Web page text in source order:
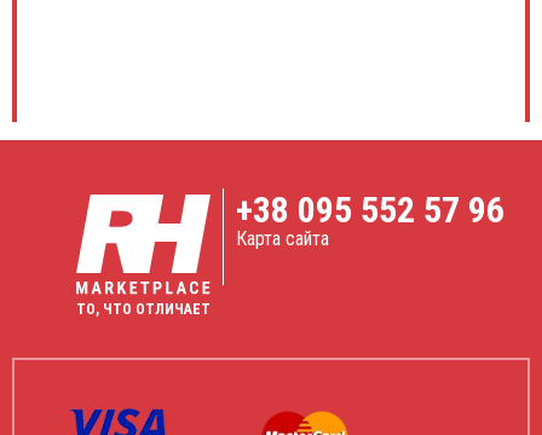
ТО, ЧТО ОТЛИЧАЕТ
+38 095 552 57 96
Карта сайта